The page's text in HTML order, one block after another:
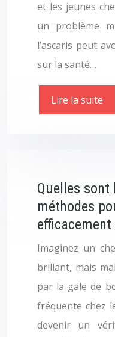
et les jeunes
un problème
l’ascaris peut
sur la santé…
Lire la suite
Quelles
méthodes
efficacement
Imaginez un
brillant, mais
par la gale de
fréquente chez
devenir un